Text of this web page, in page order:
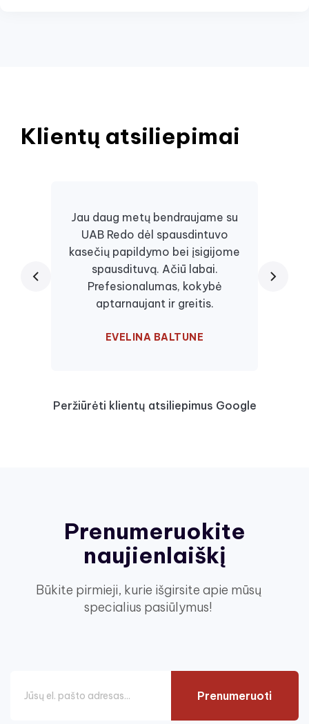
Klientų atsiliepimai
Jau daug metų bendraujame su
UAB Redo dėl spausdintuvo
kasečių papildymo bei įsigijome
spausdituvą. Ačiū labai.
Prefesionalumas, kokybė
aptarnaujant ir greitis.
EVELINA BALTUNE
Peržiūrėti klientų atsiliepimus Google
Prenumeruokite
naujienlaiškį
Būkite pirmieji, kurie išgirsite apie mūsų
specialius pasiūlymus!
Prenumeruoti